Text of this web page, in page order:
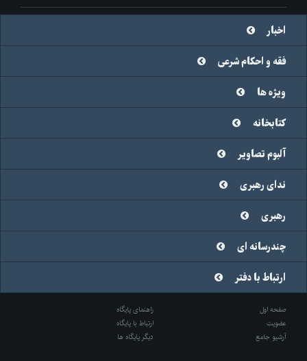
اخبار
فقه و احکام شرعی
ویژه ها
کتابخانه
آلبوم تصاویر
ندای رهبری
رهبری
چندرسانه ای
ارتباط با دفتر
صفحه اول
راهنمای پایگاه
عضویت
ارتباط با پایگاه
آرشیو جامع
دیگر پایگاه ها